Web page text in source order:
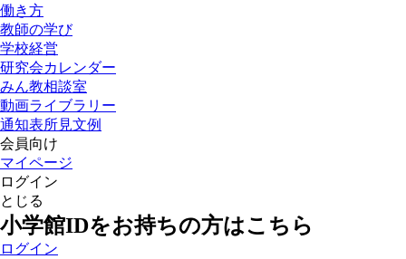
働き方
教師の学び
学校経営
研究会カレンダー
みん教相談室
動画ライブラリー
通知表所見文例
会員向け
マイページ
ログイン
とじる
小学館IDをお持ちの方はこちら
ログイン